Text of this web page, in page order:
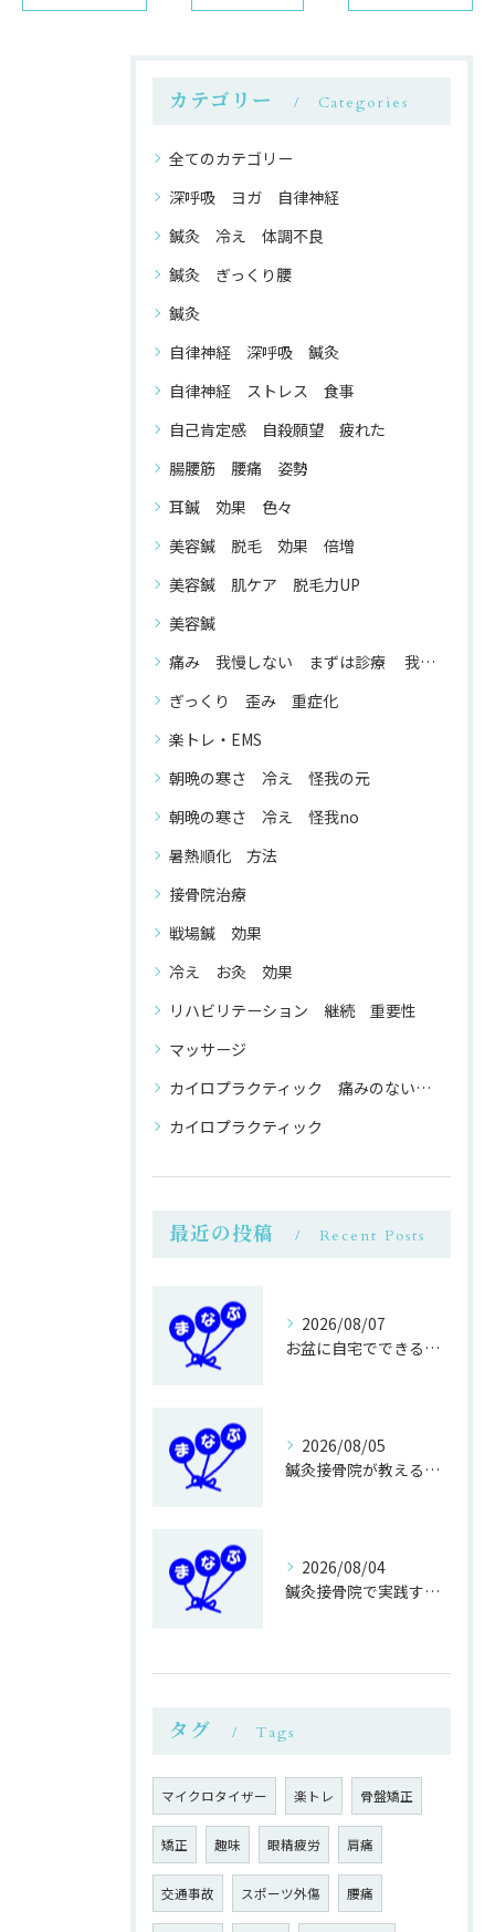
カテゴリー Categories
全てのカテゴリー
深呼吸 ヨガ 自律神経
鍼灸 冷え 体調不良
鍼灸 ぎっくり腰
鍼灸
自律神経 深呼吸 鍼灸
自律神経 ストレス 食事
自己肯定感 自殺願望 疲れた
腸腰筋 腰痛 姿勢
耳鍼 効果 色々
美容鍼 脱毛 効果 倍増
美容鍼 肌ケア 脱毛力UP
美容鍼
痛み 我慢しない まずは診療 我慢する 必要 が ない
ぎっくり 歪み 重症化
楽トレ・EMS
朝晩の寒さ 冷え 怪我の元
朝晩の寒さ 冷え 怪我no
暑熱順化 方法
接骨院治療
戦場鍼 効果
冷え お灸 効果
リハビリテーション 継続 重要性
マッサージ
カイロプラクティック 痛みのない 整体
カイロプラクティック
最近の投稿 Recent Posts
2026/08/07
お盆に自宅でできる鍼灸接骨の過ごし方
2026/08/05
鍼灸接骨院が教える簡単運動不足対策
2026/08/04
鍼灸接骨院で実践する正しい歩き方改善法
タグ Tags
マイクロタイザー 楽トレ 骨盤矯正
矯正 趣味 眼精疲労 肩痛
交通事故 スポーツ外傷 腰痛